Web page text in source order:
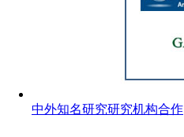
中外知名研究研究机构合作